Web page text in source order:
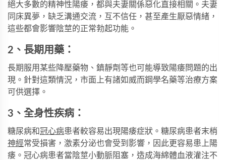
絕大多數的精神性陽痿，都與夫妻關係惡化直接相關。夫妻
同床異夢，缺乏溝通交流，互不信任，甚至產生厭惡情緒，
這些都會影響陰莖的正常勃起功能。
2、長期用藥：
長期服用某些降壓藥物、鎮靜劑等也可能導致陽痿問題的出
現。針對這類情況，市面上有諸如 威而鋼學名藥等治療方案
可供選擇。
3、全身性疾病：
糖尿病和冠心病患者較容易出現陽痿症狀。糖尿病患者末梢
神經常受損害，激素分泌也會受到影響，因此更容易患上陽
痿。冠心病患者當陰莖小動脈阻塞，造成海綿體血液灌注不